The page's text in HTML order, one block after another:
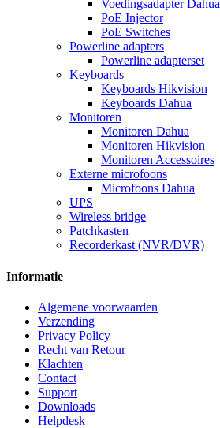
Voedingsadapter Dahua
PoE Injector
PoE Switches
Powerline adapters
Powerline adapterset
Keyboards
Keyboards Hikvision
Keyboards Dahua
Monitoren
Monitoren Dahua
Monitoren Hikvision
Monitoren Accessoires
Externe microfoons
Microfoons Dahua
UPS
Wireless bridge
Patchkasten
Recorderkast (NVR/DVR)
Informatie
Algemene voorwaarden
Verzending
Privacy Policy
Recht van Retour
Klachten
Contact
Support
Downloads
Helpdesk